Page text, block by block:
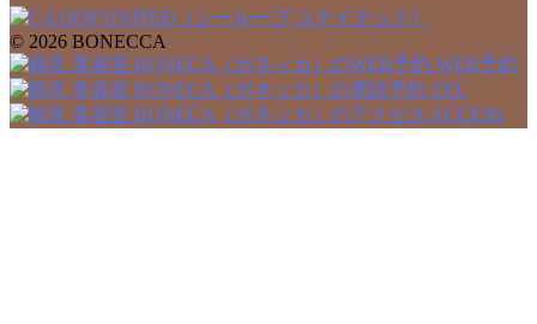
© 2026 BONECCA
WEB予約
TEL
ACCESS